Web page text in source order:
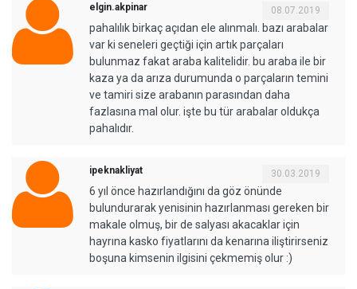
elgin.akpinar 08.07.2019
pahalılık birkaç açıdan ele alınmalı. bazı arabalar
var ki seneleri geçtiği için artık parçaları
bulunmaz fakat araba kalitelidir. bu araba ile bir
kaza ya da arıza durumunda o parçaların temini
ve tamiri size arabanın parasından daha
fazlasına mal olur. işte bu tür arabalar oldukça
pahalıdır.
ipeknakliyat 30.03.2019
6 yıl önce hazırlandığını da göz önünde
bulundurarak yenisinin hazırlanması gereken bir
makale olmuş, bir de salyası akacaklar için
hayrına kasko fiyatlarını da kenarına iliştirirseniz
boşuna kimsenin ilgisini çekmemiş olur :)